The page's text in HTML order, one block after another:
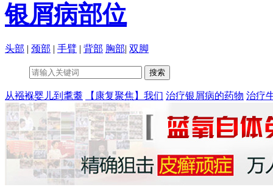
银屑病部位
头部 | 颈部 | 手臂 | 背部 胸部| 双脚
从襁褓婴儿到耄耋 【康复聚焦】我们 治疗银屑病的药物 治疗